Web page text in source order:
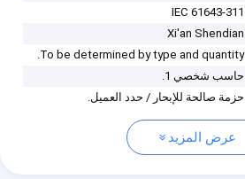
IEC 61643-311
Xi'an Shendian
To be determined by type and quantity.
حاسب شخصي 1.
حزمة صالحة للإبحار / حدد العميل.
عرض المزيد